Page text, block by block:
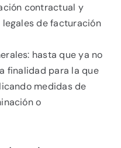
contractual y
de facturación
hasta que ya no
finalidad para la que
medidas de
o